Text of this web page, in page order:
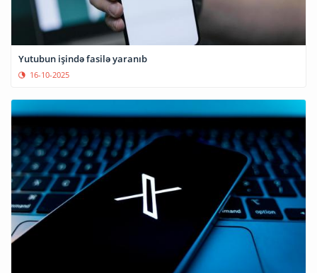
Yutubun işində fasilə yaranıb
16-10-2025